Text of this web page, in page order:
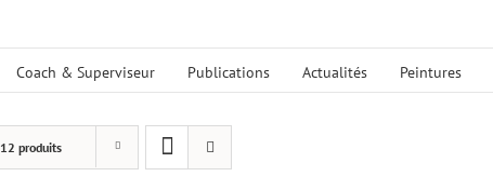
Coach & Superviseur Publications Actualités Peintures
12 produits